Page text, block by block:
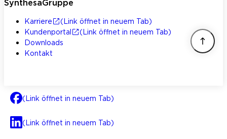
SynthesaGruppe
Karriere
(Link öffnet in neuem Tab)
Kundenportal
(Link öffnet in neuem Tab)
Downloads
Kontakt
(Link öffnet in neuem Tab)
(Link öffnet in neuem Tab)